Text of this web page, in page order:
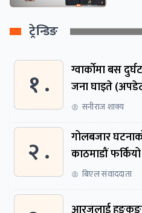
ट्रेन्डिङ
१ .
ग्वार्काेमा बस
जना घाइते
सनीराज शाक्य
२ .
गोलबजार
काठमाडौं
बिएल संवाददाता